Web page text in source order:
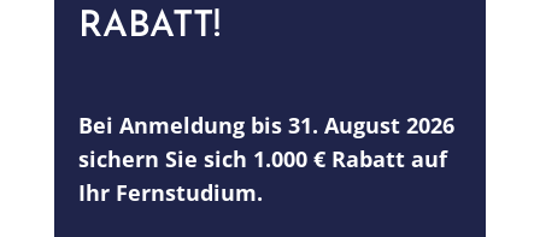
RABATT!
Bei Anmeldung bis 31. August 2026
sichern Sie sich 1.000 € Rabatt auf
Ihr Fernstudium.